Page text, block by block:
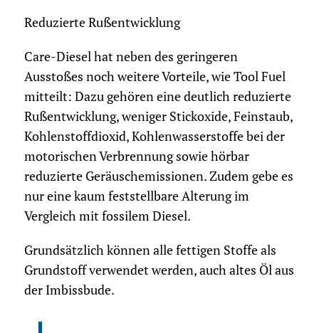
Reduzierte Rußentwicklung
Care-Diesel hat neben des geringeren
Ausstoßes noch weitere Vorteile, wie Tool Fuel
mitteilt: Dazu gehören eine deutlich reduzierte
Rußentwicklung, weniger Stickoxide, Feinstaub,
Kohlenstoffdioxid, Kohlenwasserstoffe bei der
motorischen Verbrennung sowie hörbar
reduzierte Geräuschemissionen. Zudem gebe es
nur eine kaum feststellbare Alterung im
Vergleich mit fossilem Diesel.
Grundsätzlich können alle fettigen Stoffe als
Grundstoff verwendet werden, auch altes Öl aus
der Imbissbude.